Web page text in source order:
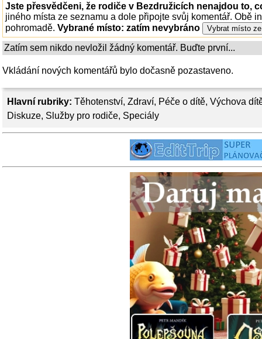
Hlavní rubriky: Těhotenství, Zdraví, Péče o dítě, Výchova
Diskuze, Služby pro rodiče, Speciály
Jste přesvědčeni, že rodiče v Bezdružicích nenajdou to,
jiného místa ze seznamu a dole připojte svůj komentář. Obě
pohromadě. Vybrané místo: zatím nevybráno
Zatím sem nikdo nevložil žádný komentář. Buďte první...
Vkládání nových komentářů bylo dočasně pozastaveno.